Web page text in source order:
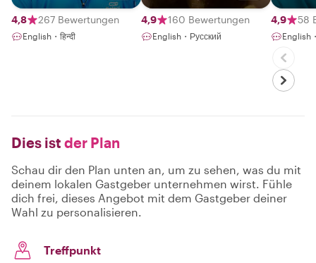
4,8 267 Bewertungen
English・हिन्दी
4,9 160 Bewertungen
English・Русский
4,9 58
English
Dies ist der Plan
Schau dir den Plan unten an, um zu sehen, was du mit
deinem lokalen Gastgeber unternehmen wirst. Fühle
dich frei, dieses Angebot mit dem Gastgeber deiner
Wahl zu personalisieren.
Treffpunkt